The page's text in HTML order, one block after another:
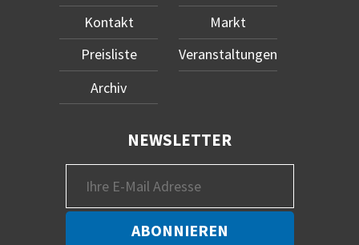
Kontakt
Preisliste
Archiv
Markt
Veranstaltungen
NEWSLETTER